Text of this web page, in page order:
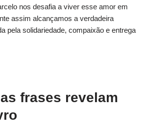
nos desafia a viver esse amor em
assim alcançamos a verdadeira
pela solidariedade, compaixão e entrega
frases revelam